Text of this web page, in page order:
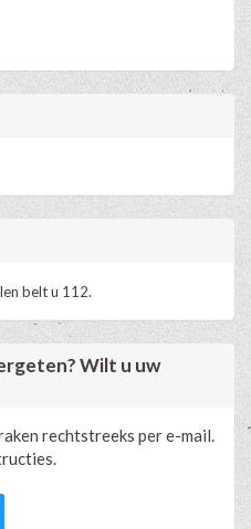
belt u 112.
Wilt u uw
rechtstreeks per e-mail.